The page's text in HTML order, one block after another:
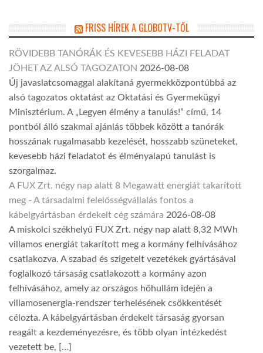
FRISS HÍREK A GLOBOTV-TŐL
RÖVIDEBB TANÓRÁK ÉS KEVESEBB HÁZI FELADAT
JÖHET AZ ALSÓ TAGOZATON 2026-08-08
Új javaslatcsomaggal alakítaná gyermekközpontúbbá az
alsó tagozatos oktatást az Oktatási és Gyermekügyi
Minisztérium. A „Legyen élmény a tanulás!” című, 14
pontból álló szakmai ajánlás többek között a tanórák
hosszának rugalmasabb kezelését, hosszabb szüneteket,
kevesebb házi feladatot és élményalapú tanulást is
szorgalmaz.
A FUX Zrt. négy nap alatt 8 Megawatt energiát takarított
meg - A társadalmi felelősségvállalás fontos a
kábelgyártásban érdekelt cég számára 2026-08-08
A miskolci székhelyű FUX Zrt. négy nap alatt 8,32 MWh
villamos energiát takarított meg a kormány felhívásához
csatlakozva. A szabad és szigetelt vezetékek gyártásával
foglalkozó társaság csatlakozott a kormány azon
felhívásához, amely az országos hőhullám idején a
villamosenergia-rendszer terhelésének csökkentését
célozta. A kábelgyártásban érdekelt társaság gyorsan
reagált a kezdeményezésre, és több olyan intézkedést
vezetett be, […]